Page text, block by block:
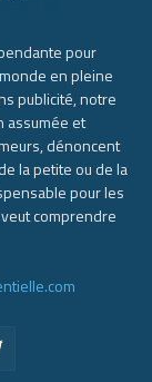
pour
en pleine
publicité, notre
assumée et
dénoncent
la petite ou de la
pour les
comprendre